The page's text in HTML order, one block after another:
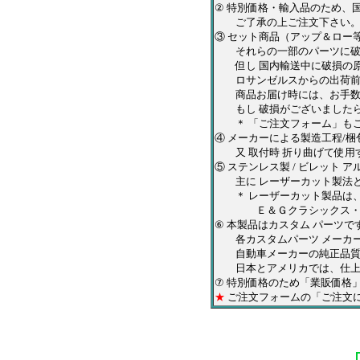
② 特別価格・輸入品のため、
ご了承の上ご注文下さい。
③ セット商品（アップ＆ロー
それらの一部のパーツに破
但し 国内輸送中に破損の原
ロサンゼルスからの出荷前
商品お届け時には、お手数
もし 破損がございましたら
＊ 「ご注文フォーム」も
④ メーカーによる製造工程/梱
又 取付時 折り曲げて使用
⑤ ステンレス製 / ビレット ア
主に レーザーカット製法と
＊ レーザーカット製品は、
Ｅ＆Ｇクラシックス・ＱＡ
⑥ 本製品はカスタム パーツで
各カスタムパーツ メーカー
自動車メーカーの純正品質
日本とアメリカでは、仕上
⑦ 特別価格のため「業販価格
★ ご注文フォームの「ご注文